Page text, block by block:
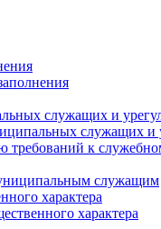
служащих и
служащих и
к
служащим
характера
характера